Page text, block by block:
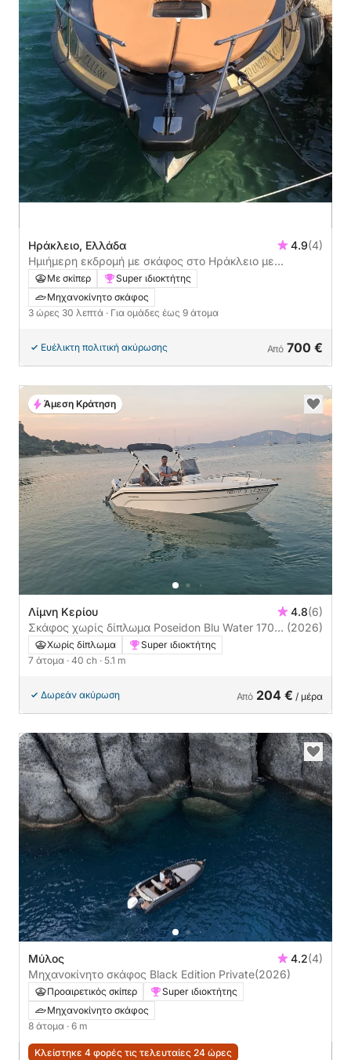
Ηράκλειο, Ελλάδα 4.9(4)
Ημιήμερη εκδρομή με σκάφος στο Ηράκλειο με
μηχανοκίνητο σκάφος
Με σκίπερ
Super ιδιοκτήτης
Μηχανοκίνητο σκάφος
3 ώρες 30 λεπτά · Για ομάδες έως 9 άτομα
Ευέλικτη πολιτική ακύρωσης Από 700 €
Λίμνη Κερίου 4.8(6)
Σκάφος χωρίς δίπλωμα Poseidon Blu Water 170
40ch
(2026)
Χωρίς δίπλωμα
Super ιδιοκτήτης
7 άτομα · 40 ch · 5.1 m
Δωρεάν ακύρωση Από 204 € / μέρα
Άμεση Κράτηση
Μύλος 4.2(4)
Μηχανοκίνητο σκάφος Black Edition Private(2026)
Προαιρετικός σκίπερ
Super ιδιοκτήτης
Μηχανοκίνητο σκάφος
8 άτομα · 6 m
Κλείστηκε 4 φορές τις τελευταίες 24 ώρες